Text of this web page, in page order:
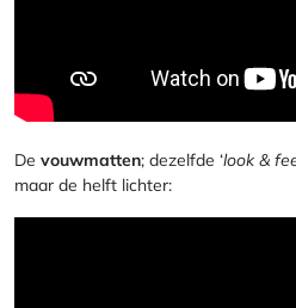
De vouwmatten; dezelfde ‘look &
maar de helft lichter: